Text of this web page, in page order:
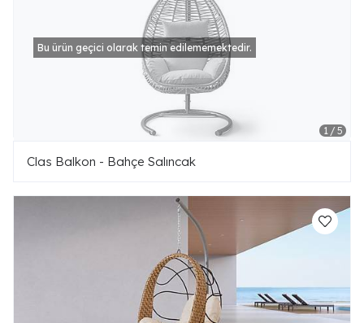
Clas Balkon - Bahçe Salıncak
Bu ürün geçici olarak temin edilememektedir.